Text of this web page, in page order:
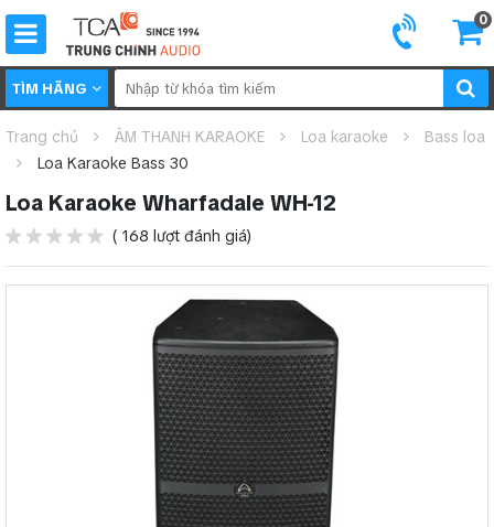
0
TÌM HÃNG
Trang chủ ÂM THANH KARAOKE Loa karaoke
Bass loa
Loa Karaoke Bass 30
Loa Karaoke Wharfadale WH-12
( 168 lượt đánh giá)